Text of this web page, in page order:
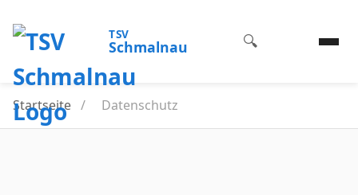
TSV
Schmalnau 🔍
Startseite / Datenschutz